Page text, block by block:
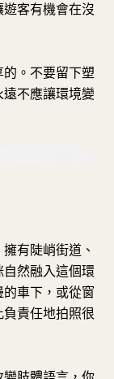
客有機會在沒
。不要留下塑
不應讓環境變
有陡峭街道、
然融入這個環
車下，或從窗
責任地拍照很